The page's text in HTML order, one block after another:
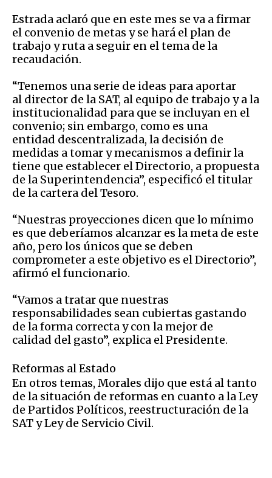
Estrada aclaró que en este mes se va a firmar
el convenio de metas y se hará el plan de
trabajo y ruta a seguir en el tema de la
recaudación.
“Tenemos una serie de ideas para aportar
al director de la SAT, al equipo de trabajo y a la
institucionalidad para que se incluyan en el
convenio; sin embargo, como es una
entidad descentralizada, la decisión de
medidas a tomar y mecanismos a definir la
tiene que establecer el Directorio, a propuesta
de la Superintendencia”, especificó el titular
de la cartera del Tesoro.
“Nuestras proyecciones dicen que lo mínimo
es que deberíamos alcanzar es la meta de este
año, pero los únicos que se deben
comprometer a este objetivo es el Directorio”,
afirmó el funcionario.
“Vamos a tratar que nuestras
responsabilidades sean cubiertas gastando
de la forma correcta y con la mejor de
calidad del gasto”, explica el Presidente.
Reformas al Estado
En otros temas, Morales dijo que está al tanto
de la situación de reformas en cuanto a la Ley
de Partidos Políticos, reestructuración de la
SAT y Ley de Servicio Civil.